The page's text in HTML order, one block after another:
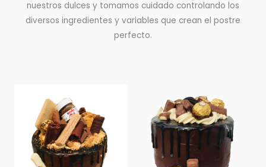
nuestros dulces y tomamos cuidado controlando los
diversos ingredientes y variables que crean el postre
perfecto.
precios:
desde
$75,00
hasta
$99,00
de
precios:
desde
$75,00
$99,00